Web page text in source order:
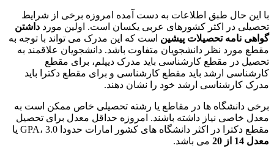
با این حال طبق اطلاعات به دست آمده امروزه برخی از شرایط
تحصیلی در اکثر کشورهای عربی یکسان است. اولین مورد داشتن
گواهی نامه تحصیلات پیشین است که این مدرک می تواند با توجه به
مقطع مورد نظر دانشجویان متفاوت باشد. دانشجویان علاقمند به
تحصیل در مقطع کارشناسی باید مدرک دیپلم، برای مقطع
کارشناسی ارشد باید مقطع کارشناسی و برای مقطع دکترا باید
مدرک کارشناسی ارشد خود را نشان دهند.
برخی دانشگاه ها در مقاطع یا رشته تحصیلی خاص ممکن است به
معدل خاصی نیاز داشته باشند. امروزه حداقل معدل برای تحصیل
مقطع دکترا در اکثر دانشگاه های کشور امارات حدودا GPA، 3.0 یا
معدل 14 از 20
می باشد.